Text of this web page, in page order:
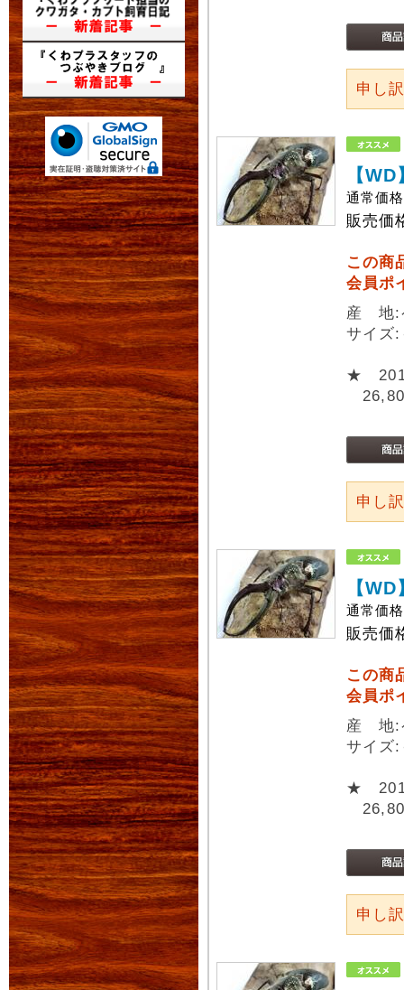
申し
【
通常価
販売価
この商
会員ポ
産 地:
サイ
★
申し
【
通常価
販売価
この商
会員ポ
産 地:
サイ
★
申し